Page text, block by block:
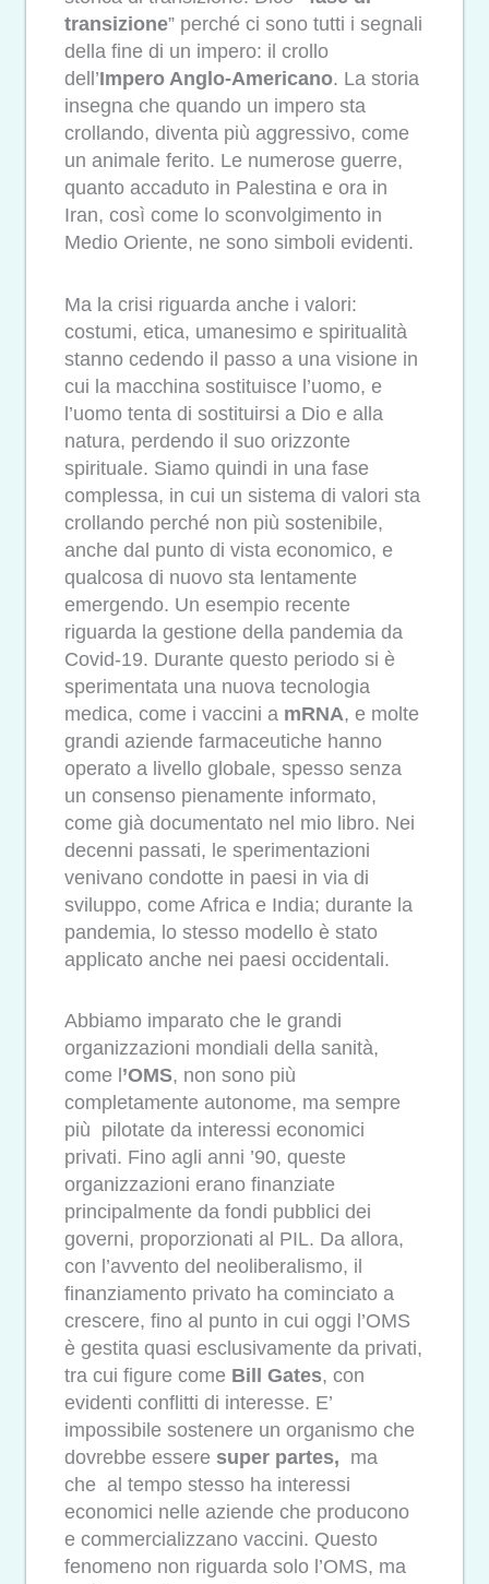
transizione” perché ci sono tutti i segnali
della fine di un impero: il crollo
dell’Impero Anglo-Americano. La storia
insegna che quando un impero sta
crollando, diventa più aggressivo, come
un animale ferito. Le numerose guerre,
quanto accaduto in Palestina e ora in
Iran, così come lo sconvolgimento in
Medio Oriente, ne sono simboli evidenti.
Ma la crisi riguarda anche i valori:
costumi, etica, umanesimo e spiritualità
stanno cedendo il passo a una visione in
cui la macchina sostituisce l’uomo, e
l’uomo tenta di sostituirsi a Dio e alla
natura, perdendo il suo orizzonte
spirituale. Siamo quindi in una fase
complessa, in cui un sistema di valori sta
crollando perché non più sostenibile,
anche dal punto di vista economico, e
qualcosa di nuovo sta lentamente
emergendo. Un esempio recente
riguarda la gestione della pandemia da
Covid-19. Durante questo periodo si è
sperimentata una nuova tecnologia
medica, come i vaccini a mRNA, e molte
grandi aziende farmaceutiche hanno
operato a livello globale, spesso senza
un consenso pienamente informato,
come già documentato nel mio libro. Nei
decenni passati, le sperimentazioni
venivano condotte in paesi in via di
sviluppo, come Africa e India; durante la
pandemia, lo stesso modello è stato
applicato anche nei paesi occidentali.
Abbiamo imparato che le grandi
organizzazioni mondiali della sanità,
come l ’OMS, non sono più
completamente autonome, ma sempre
più pilotate da interessi economici
privati. Fino agli anni ’90, queste
organizzazioni erano finanziate
principalmente da fondi pubblici dei
governi, proporzionati al PIL. Da allora,
con l’avvento del neoliberalismo, il
finanziamento privato ha cominciato a
crescere, fino al punto in cui oggi l’OMS
è gestita quasi esclusivamente da privati,
tra cui figure come Bill Gates, con
evidenti conflitti di interesse. E’
impossibile sostenere un organismo che
dovrebbe essere super partes, ma
che al tempo stesso ha interessi
economici nelle aziende che producono
e commercializzano vaccini. Questo
fenomeno non riguarda solo l’OMS, ma